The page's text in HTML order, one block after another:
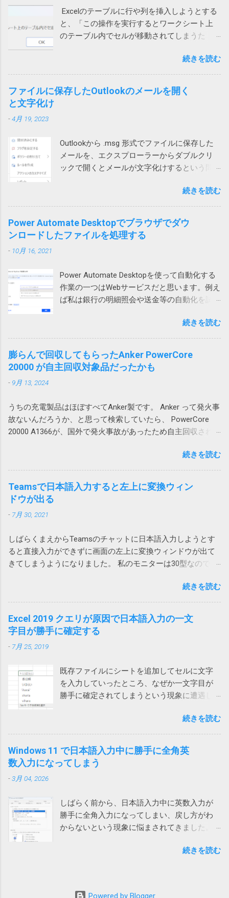
しておこうかと思います。 レジストリーとは
Windows や 各種アプリ（ソフト）は設定など
をWindowsが管理するデータベース（ファイ
ベースがレジストリーです。 ソフトをインス
ため、これが壊れるとWindowsやアプリの挙
アプリの不具合で作成や更新に失敗した 作成
や更新中にWindowsやアプリが異常終了して
中途半端になった データを保存する部品
音声通話ではなく、Teams電話を使って電話
にかけてもらったところ、これは通話ができ
ました。 もしやと思い、iPhoneのWi-Fiをオフ
にして音声通話を試してもらったところ、今
度は通話ができました。どうやら、ユーザー
らTeamsの音声通話にUPnPが必要で、問題の
やってみたけれど効果なし。 海外サイトで
Windows cannot complete the extraction. The
destination file could not be created. などで検
暮れつつ、ZIPファイルを右クリックして、
「すべて展開」を選んでみたところ、エラー
コード「0x80004005」が出ました。 それで検
題のZIPファイルの作成には7zipを使っていた
ので、圧縮時の設定を見てみたところ、確か
に圧縮方式がデフォルトのdeflateではなく、
BZip2になっていました。 もとのdeflateに戻し
て、再度圧縮して標準ZIP機能で開いたとこ
開けない場合には、元のツールの圧縮方式を
疑ってみる必要があります。取引先から送ら
しまった。 ちなみに、暗号化方式がZipCrypt
でないとやはりWindows 標準のZIP機能では開
けないそうです。
Excelのテーブルに行や列を挿入しようとする
と、「この操作を実行するとワークシート上
のテーブル内でセルが移動されてしまうた
メッセージが表示され、失敗する時がありま
す。 長年このエラーの原因が不明でしたが、
あるときどうしても解決する必要があって調
べたところ、ようやく原因がわかりました。
ると発生します。 図2 テーブルに行や列を追
加しようとすると、そのテーブルの範囲だけ
が拡張されます。 どういう事かというと、図1
D列のみセルが追加され、A列やE列は変化があ
りません。 そうすると、下のテーブルは、列
1、2、3だけ下にずれることになり、テーブル
が壊れてしまいます。そのため、最初のエラ
シフトしようとします。これもまた右側のテ
ーブルが壊れてしまうため、エラーが起こる
というわけです。 回避策 テーブルに行や列を
追加するのではなく、シートに対して行全
エラーは発生しません。 この場合、人間が手
動で追加する場合はいいのですが、VBAを使っ
やっかいです。 一つのシートにテーブルを複
数追加する場合は、このような問題が起こら
ないようにレイアウトを考える必要がありま
は、列が少ないテーブルを下に配置すること
ため問題ありません。 そういうレイアウトに
続きを読む
ファイルに保存したOutlookのメールを開く
と文字化け
-4月 19, 2023
Outlookから .msg 形式でファイルに保存した
メールを、エクスプローラーからダブルクリ
ックで開くとメールが文字化けするという問
試してみたところ、私や他の方のPCでは文字
化けせずに開けています。 問題のPCでも、
Outlookを落としてから開くと文字化けせずに
開きました。 プロセスが異なると化けないの
かもしれません。 Office（365）の修復を試み
けれど効果なし。 別のユーザープロファイル
では問題なし 問題はWindowsのローカルアカ
ウントで発生していました。 そのPCはAzure
アカウントでもサインイン可能だったので、
試しにそちらでログインしたところ、文字化
けしませんでした。 どうやらWindowsのユー
ザープロファイル依存の問題のようです。 残
がありそうです。 調査しながら、そういえ
ば、以前から同様の問題が発生していたこと
を思い出しました。その時は、ファイルを添
付してOutlook のWeb版で開くと問題ないので
とりあえずいいかとなった気がします。 ロー
生しないことを祈ります。 原因はAdobe
つのアドインをオフにしたところ、改善しま
した。 Adobe Acrobat のアドインはろくなこ
とをしません。 解除の仕方は次のページをご
Outlookがプロパティの変更を通知 アドインで
という連絡があったので、再度アドインをオ
フにしてみましたが、今回は解決しませんで
形式で保存され、文字化けしなくなりま...
続きを読む
Power Automate Desktopでブラウザでダウ
ンロードしたファイルを処理する
- 10月 16, 2021
Power Automate Desktopを使って自動化する
作業の一つはWebサービスだと思います。例え
ば私は銀行の明細照会や送金等の自動化を試
なって来るのがダウンロードしたファイルの
処理です。例えば口座明細ファイルを保存す
るとか請求書を印刷するとかです。 ダウンロ
ードされたファイル名がわかっているのであ
れば簡単ですが、実際には毎回違うなんだか
ります。 ファイル名が確定しなければアクシ
ョンで指定してみようがないので困ります。
今回はそういうファイルの処理方法について
ると拡大できます。 ダウンロードアクション
を使用する Power Automate Desktopにはその
ものズバリの「Webからダウンロードします」
行するとエラーが発生し「Chrome を使用した
ファイルのダウンロードはサポートされてい
ません。オートメーション ブラウザーの使用
を検討してください」と言われてしまいま
す。 そうなんだ、では、とEdgeやIE（Internet
の起動モードの一つでした。 それではと、オ
ートメーションブラウザーを使ってみるとオ
ました。 また、IEのサポート終了が来年2022
年6月に迫っているというのもひっかかりま
す。 ダウンロードフォルダーを空にする では
はダウンロードする前にダウンロードフォル
ル名がわからないファイルをコピーする方法
いやこれ、私なんかはダウンロードフォルダ
プのファイルが全部消えてしまいます。 ブラ
ウザのダウンロードフォルダーを一時的に作
ったフォルダーに変更して元に戻すなんて言...
続きを読む
膨らんで回収してもらったAnker PowerCore
20000 が自主回収対象品だったかも
- 9月 13, 2024
うちの充電製品はほぼすべてAnker製です。 Anker って発火事
故ないんだろうか、と思って検索していたら、 PowerCore
20000 A1366が、国外で発火事故があったため自主回収されて
関するお詫びと回収のお知らせ | アンカー・ジャパン
(ankerjapan.com) そして、うちで使っていたのも PowerCore
20000 でした！？ キャンプ用にAnker PowerCore Essential
20000を購入 これ。姪にあげようと思ったら膨らんでいたの
で Anker Store 東京ミッドタウン八重洲に回収してもらいまし
た。 現在Amazonで販売されている PowerCore 20000 は
https://amzn.asia/d/hkiQ5Y2 果たして、うちで使っていたアレ
が回収対象だったのかどうか… Amazonから購入しているの
で、回収対象だったらメールが来ていたと思いたいです。
続きを読む
Teamsで日本語入力すると左上に変換ウィン
ドウが出る
- 7月 30, 2021
しばらくまえからTeamsのチャットに日本語入力しようとす
ると直接入力ができずに画面の左上に変換ウィンドウが出て
きてしまうようになりました。 私のモニターは30型なので
い。 使っているうちに直るときもあるけれどしばしば発生し
てイラッとしていました。 そうこうするうちに職場内からも
問い合わせがあったのでMicrosoftに問い合わせてみました。
その結果、Microsoftでも現象を再現することができ、Teams
とIMEの問題であり、修正が必要だと認識しているけれど時期
は未定という事でした。 回避策としては、どれでもいいから
になるという事でした。 他のウィンドウ（ブラウザや他のア
プリ）をクリックしてからTeamsに戻って日本語入力すると
確かに直接入力できるようになりました。（デスクトップを
クリックしても解消しました） 一回解消すれば、Teamsを再
起動するまでは問題は再現しないようです。普通は再起動し
ないので一日一回クリックすれば回避できるということにな
ります。 ひと手間かかるとはいえ、手軽に確実に回避できる
ようになったのは嬉しいです。
続きを読む
Excel 2019 クエリが原因で日本語入力の一文
字目が勝手に確定する
- 7月 25, 2019
既存ファイルにシートを追加してセルに文字
を入力していったところ、なぜか一文字目が
勝手に確定されてしまうという現象に遭遇し
に、例えば「支払い」と入力しようとする
と、shiharaiのsを入れた時点で確定されてしま
い、「s いはらい 」のようになってしまいま
す。 消しては入力やり直しなので異常に入力
しづらい。大量に入力する必要がある方は絶
存の問題らしいということがわかりました。
新しいファイルを作って、問題のファイルに
あるシートを一つずつ移動していったとこ
ァイルでも発生することがわかりました。 そ
た。 そこで、「クエリ」と「確定」で検索し
続きを読む
Windows 11 で日本語入力中に勝手に全角英
数入力になってしまう
-3月 04, 2026
しばらく前から、日本語入力中に英数入力が
勝手に全角入力になってしまい、戻し方がわ
からないという現象に悩まされてきました。
方法がわかりました。 windows11でIMEが勝手
るか全角入力にするかは前回の入力に応じる
続きを読む
Powered by Blogger